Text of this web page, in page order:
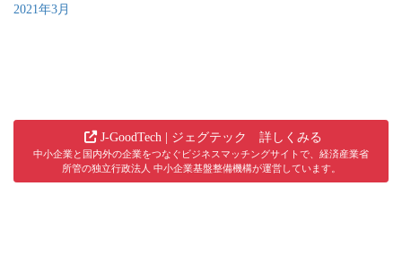
2021年3月
J-GoodTech | ジェグテック 詳しくみる
中小企業と国内外の企業をつなぐビジネスマッチングサイトで、経済産業省
所管の独立行政法人 中小企業基盤整備機構が運営しています。